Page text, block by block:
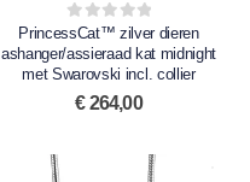
0out of 5
PrincessCat™ zilver dieren
ashanger/assieraad kat midnight
met Swarovski incl. collier
€264,00